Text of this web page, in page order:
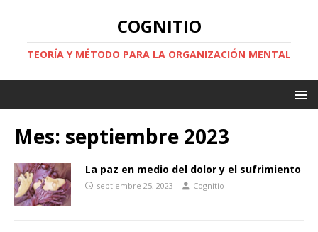
COGNITIO
TEORÍA Y MÉTODO PARA LA ORGANIZACIÓN MENTAL
Mes: septiembre 2023
La paz en medio del dolor y el sufrimiento
septiembre 25, 2023 Cognitio